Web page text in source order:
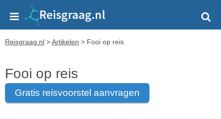
Reisgraag.nl >Artikelen > Fooi op reis
Fooi op reis
gratis reisvoorstel aanvragen